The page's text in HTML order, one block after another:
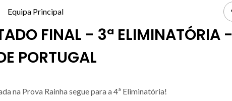
Equipa Principal
FINAL - 3ª ELIMINATÓRIA -
PORTUGAL
na Prova Rainha segue para a 4ª Eliminatória!